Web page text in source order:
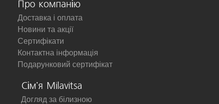
Про компанію
Доставка і оплата
Новини та акції
Сертифікати
Контактна інформація
Подарунковий сертифікат
Сім'я Milavitsa
Догляд за білизною